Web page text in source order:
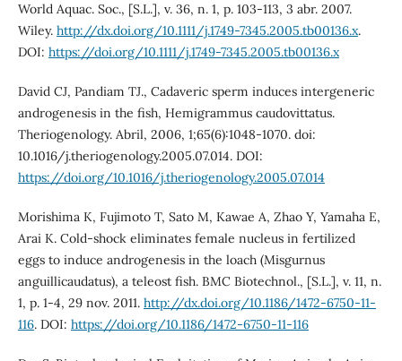
World Aquac. Soc., [S.L.], v. 36, n. 1, p. 103-113, 3 abr. 2007.
Wiley. http://dx.doi.org/10.1111/j.1749-7345.2005.tb00136.x.
DOI: https://doi.org/10.1111/j.1749-7345.2005.tb00136.x
David CJ, Pandiam TJ., Cadaveric sperm induces intergeneric
androgenesis in the fish, Hemigrammus caudovittatus.
Theriogenology. Abril, 2006, 1;65(6):1048-1070. doi:
10.1016/j.theriogenology.2005.07.014. DOI:
https://doi.org/10.1016/j.theriogenology.2005.07.014
Morishima K, Fujimoto T, Sato M, Kawae A, Zhao Y, Yamaha E,
Arai K. Cold-shock eliminates female nucleus in fertilized
eggs to induce androgenesis in the loach (Misgurnus
anguillicaudatus), a teleost fish. BMC Biotechnol., [S.L.], v. 11, n.
1, p. 1-4, 29 nov. 2011. http://dx.doi.org/10.1186/1472-6750-11-
116. DOI: https://doi.org/10.1186/1472-6750-11-116